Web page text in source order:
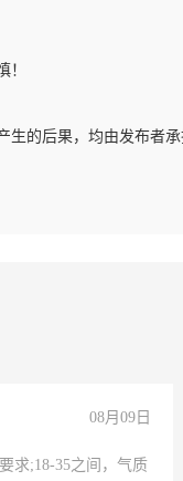
！
生的后果，均由发布者
08月09日
求;18-35之间，气质